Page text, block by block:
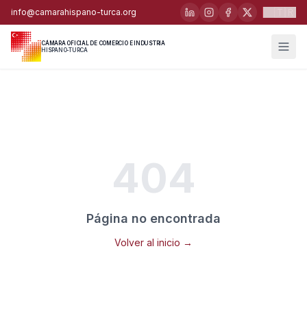
info@camarahispano-turca.org
CÁMARA OFICIAL DE COMERCIO E INDUSTRIA
HISPANO-TURCA
404
Página no encontrada
Volver al inicio →